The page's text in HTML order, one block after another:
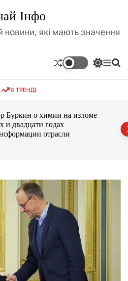
Інфо
новини, які мають значення
П
к
ж
и
м
у
М П
В ТРЕНДІ
Буркин о химии на изломе
и двадцати годах
отрасли